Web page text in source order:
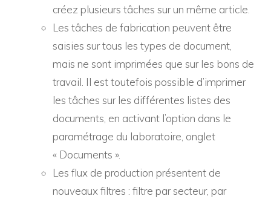
créez plusieurs tâches sur un même article.
Les tâches de fabrication peuvent être
saisies sur tous les types de document,
mais ne sont imprimées que sur les bons de
travail. Il est toutefois possible d’imprimer
les tâches sur les différentes listes des
documents, en activant l’option dans le
paramétrage du laboratoire, onglet
« Documents ».
Les flux de production présentent de
nouveaux filtres : filtre par secteur, par